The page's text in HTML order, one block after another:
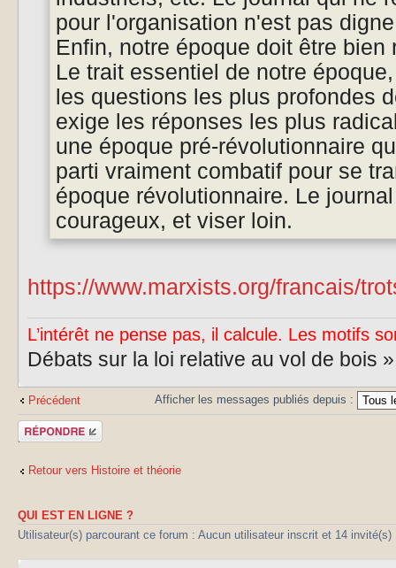
pour l'organisation n'est pas
Enfin, notre époque doit être
Le trait essentiel de notre
les questions les plus profondes
exige les réponses les plus
une époque pré-révolutionnaire
parti vraiment combatif pour se
époque révolutionnaire. Le
courageux, et viser loin.
https://www.marxists.org/francais/
L’intérêt ne pense pas, il calcule. Les motifs
Débats sur la loi relative au vol de bois
Précédent Afficher les messages publiés depuis :
Publier une
réponse
Retour vers Histoire et théorie
QUI EST EN LIGNE ?
Utilisateur(s) parcourant ce forum : Aucun utilisateur inscrit et 14 invité(s)